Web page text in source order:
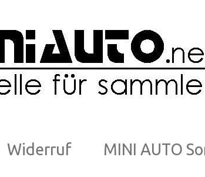
Widerruf MINI AUTO